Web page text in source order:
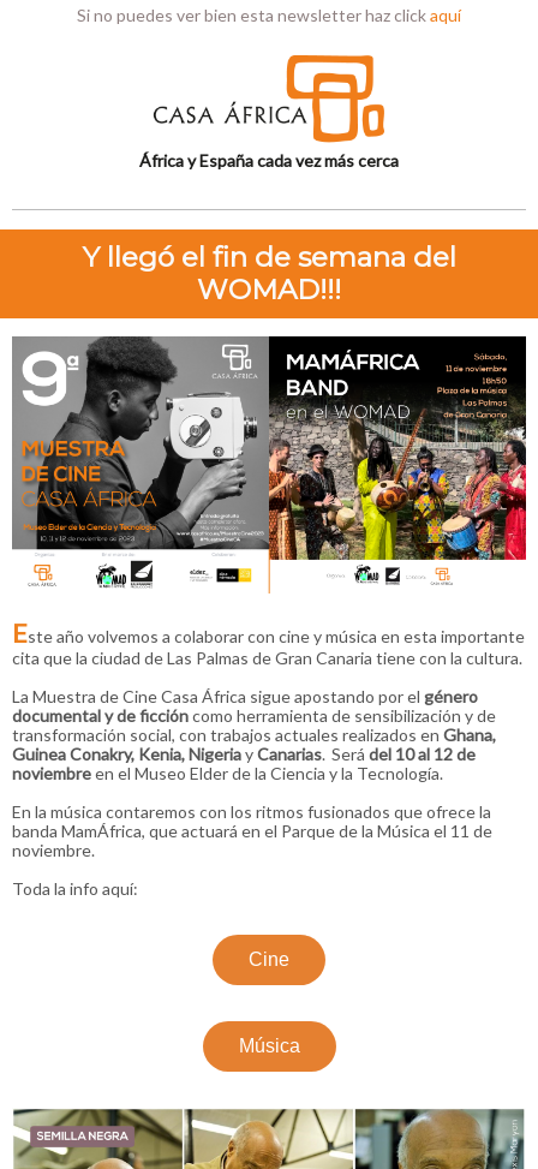
Si no puedes ver bien esta newsletter haz clickaquí
África y España cada vez más cerca
Y llegó el fin de semana del
WOMAD!!!
Este año volvemos a colaborar con cine y música en esta importante
cita que la ciudad de Las Palmas de Gran Canaria tiene con la cultura.
La Muestra de Cine Casa África sigue apostando por el género
documental y deficcióncomo herramienta de sensibilización y de
transformación social, con trabajos actuales realizados en Ghana,
Guinea Conakry, Kenia, NigeriayCanarias. Será del 10 al 12 de
noviembreen el Museo Elder de la Ciencia y la Tecnología.
En la música contaremos con los ritmos fusionados que ofrece la
banda MamÁfrica, que actuará en el Parque de la Música el 11 de
noviembre.
Toda la info aquí:
Cine
Música